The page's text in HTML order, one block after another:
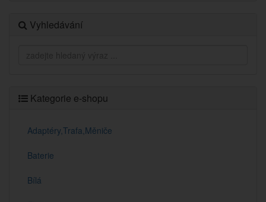
Vyhledávání
Kategorie e-shopu
Adaptéry,Trafa,Měniče
Baterie
Bílá